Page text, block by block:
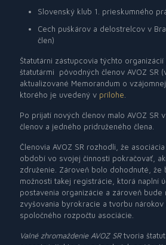
Slovenský klub 1. prieskumného
Cech puškárov a delostrelcov v
člen)
Štatutárni zástupcovia týchto
štatutármi pôvodných členov AVOZ SR
aktualizované Memorandum o
ktorého je uvedený v prílohe
Po prijatí nových členov malo AVOZ SR
členov a jedného pridruženého člena.
Členovia AVOZ SR rozhodli, že
období vo svojej činnosti pokračovať,
združenie. Zároveň bolo dohodnuté, že
možnosti takej registrácie, ktorá naplní
postavenia organizácie a zároveň bude
zvyšovania byrokracie a tvorbu nárokov
spoločného rozpočtu asociácie.
Valné zhromaždenie AVOZ SRtvoria